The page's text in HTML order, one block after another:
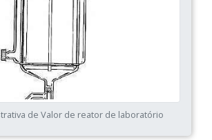
de Valor de reator de laboratório